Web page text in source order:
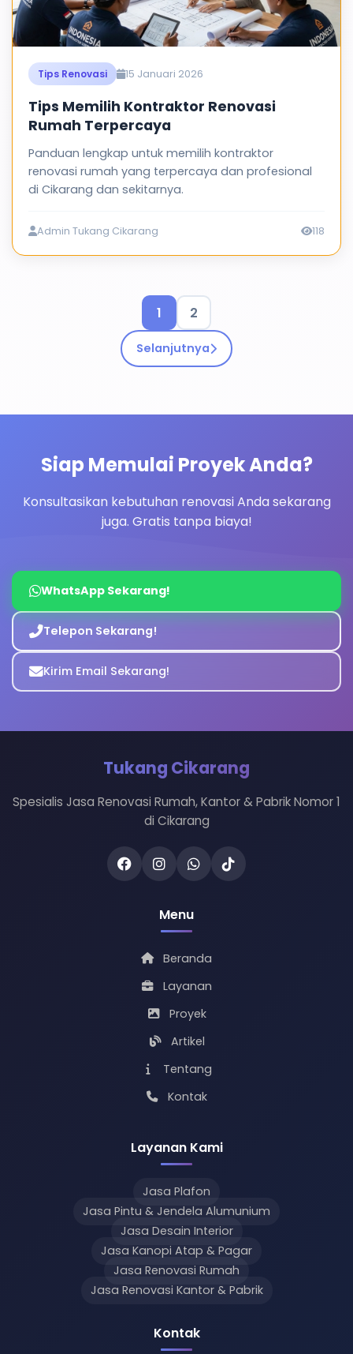
Tips Renovasi 15 Januari 2026
Tips Memilih Kontraktor Renovasi
Rumah Terpercaya
Panduan lengkap untuk memilih kontraktor
renovasi rumah yang terpercaya dan profesional
di Cikarang dan sekitarnya.
Admin Tukang Cikarang 118
1 2
Selanjutnya
Siap Memulai Proyek Anda?
Konsultasikan kebutuhan renovasi Anda sekarang
juga. Gratis tanpa biaya!
WhatsApp Sekarang!
Telepon Sekarang!
Kirim Email Sekarang!
Tukang Cikarang
Spesialis Jasa Renovasi Rumah, Kantor & Pabrik Nomor 1
di Cikarang
Menu
Beranda
Layanan
Proyek
Artikel
Tentang
Kontak
Layanan Kami
Jasa Plafon
Jasa Pintu & Jendela Alumunium
Jasa Desain Interior
Jasa Kanopi Atap & Pagar
Jasa Renovasi Rumah
Jasa Renovasi Kantor & Pabrik
Kontak